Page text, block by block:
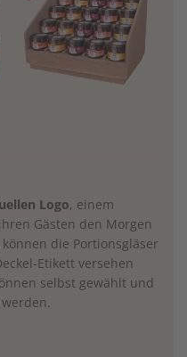
Logo, einem
Gästen den Morgen
die Portionsgläser
Etikett versehen
selbst gewählt und